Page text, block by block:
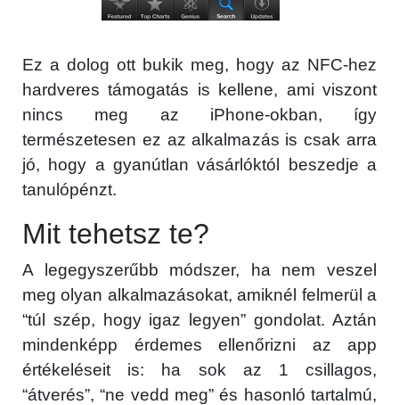
Ez a dolog ott bukik meg, hogy az NFC-hez
hardveres támogatás is kellene, ami viszont
nincs meg az iPhone-okban, így
természetesen ez az alkalmazás is csak arra
jó, hogy a gyanútlan vásárlóktól beszedje a
tanulópénzt.
Mit tehetsz te?
A legegyszerűbb módszer, ha nem veszel
meg olyan alkalmazásokat, amiknél felmerül a
“túl szép, hogy igaz legyen” gondolat. Aztán
mindenképp érdemes ellenőrizni az app
értékeléseit is: ha sok az 1 csillagos,
“átverés”, “ne vedd meg” és hasonló tartalmú,